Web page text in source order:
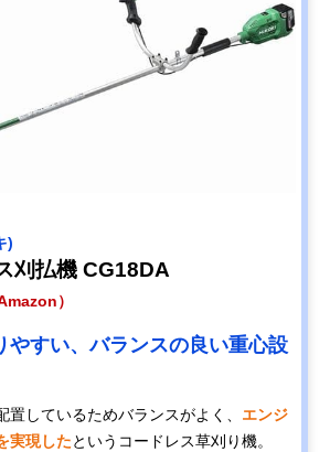
)
刈払機 CG18DA
）
やすい、バランスの良い重心設
置しているためバランスがよく、 エンジ
実現したというコードレス草刈り機。